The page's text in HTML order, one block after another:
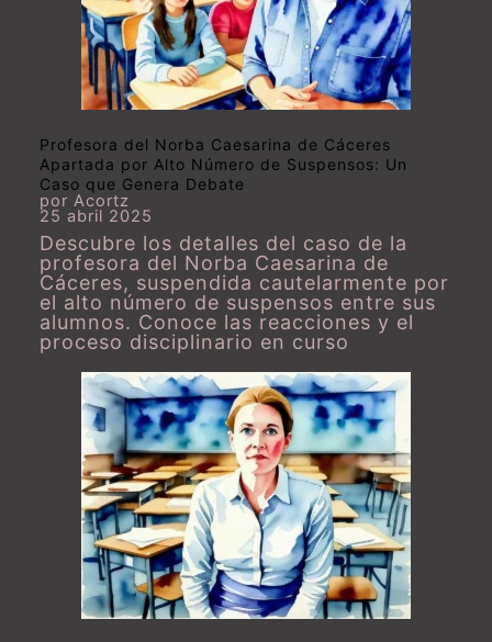
Profesora del Norba Caesarina de Cáceres
Apartada por Alto Número de Suspensos: Un
Caso que Genera Debate
por Acortz
25 abril 2025
Descubre los detalles del caso de la
profesora del Norba Caesarina de
Cáceres, suspendida cautelarmente por
el alto número de suspensos entre sus
alumnos. Conoce las reacciones y el
proceso disciplinario en curso